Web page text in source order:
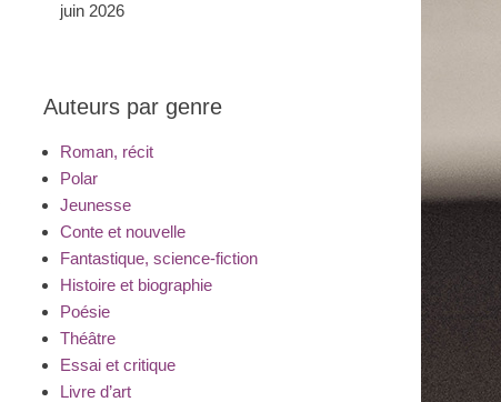
juin 2026
Auteurs par genre
Roman, récit
Polar
Jeunesse
Conte et nouvelle
Fantastique, science-fiction
Histoire et biographie
Poésie
Théâtre
Essai et critique
Livre d’art